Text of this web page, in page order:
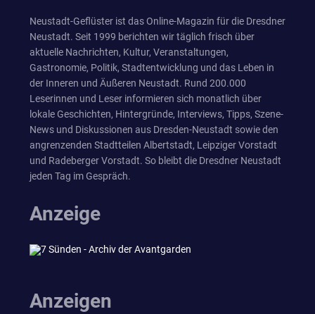
Neustadt-Geflüster ist das Online-Magazin für die Dresdner
Neustadt. Seit 1999 berichten wir täglich frisch über
aktuelle Nachrichten, Kultur, Veranstaltungen,
Gastronomie, Politik, Stadtentwicklung und das Leben in
der Inneren und Äußeren Neustadt. Rund 200.000
Leserinnen und Leser informieren sich monatlich über
lokale Geschichten, Hintergründe, Interviews, Tipps, Szene-
News und Diskussionen aus Dresden-Neustadt sowie den
angrenzenden Stadtteilen Albertstadt, Leipziger Vorstadt
und Radeberger Vorstadt. So bleibt die Dresdner Neustadt
jeden Tag im Gespräch.
Anzeige
Anzeigen